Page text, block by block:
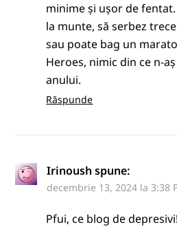
minime și ușor de
la munte, să serbez
sau poate bag un
Heroes, nimic din ce n-
anului.
Răspunde
Irinoush spune:
decembrie 13, 2024 la 3:38
Pfui, ce blog de depresivi!